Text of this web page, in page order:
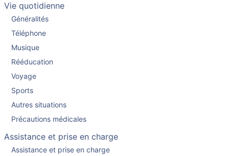
Vie quotidienne
Généralités
Téléphone
Musique
Rééducation
Voyage
Sports
Autres situations
Précautions médicales
Assistance et prise en charge
Assistance et prise en charge